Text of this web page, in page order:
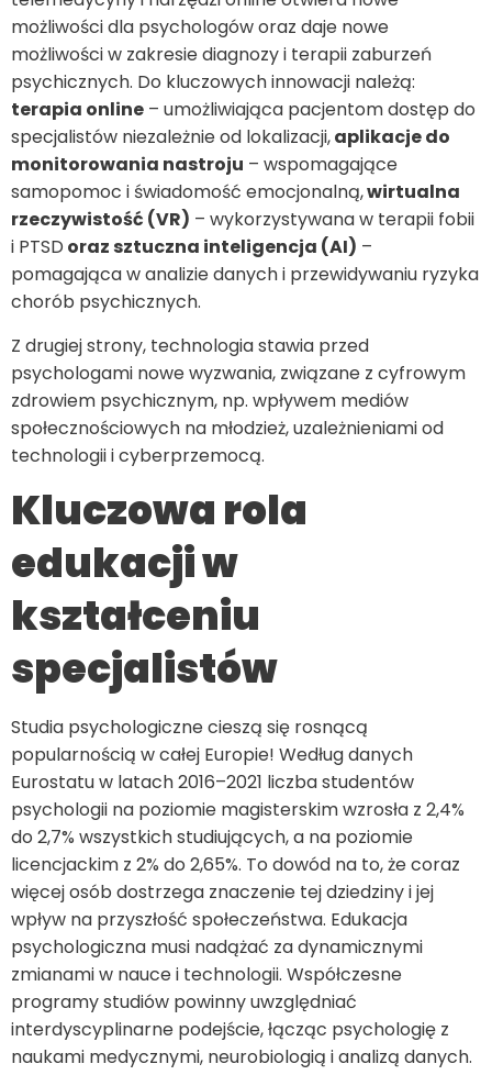
możliwości dla psychologów oraz daje nowe
możliwości w zakresie diagnozy i terapii zaburzeń
psychicznych. Do kluczowych innowacji należą:
terapia online – umożliwiająca pacjentom dostęp do
specjalistów niezależnie od lokalizacji,aplikacje do
monitorowania nastroju – wspomagające
samopomoc i świadomość emocjonalną,wirtualna
rzeczywistość (VR) – wykorzystywana w terapii fobii
i PTSD oraz sztuczna inteligencja (AI) –
pomagająca w analizie danych i przewidywaniu ryzyka
chorób psychicznych.
Z drugiej strony, technologia stawia przed
psychologami nowe wyzwania, związane z cyfrowym
zdrowiem psychicznym, np. wpływem mediów
społecznościowych na młodzież, uzależnieniami od
technologii i cyberprzemocą.
Kluczowa rola
edukacji w
kształceniu
specjalistów
Studia psychologiczne cieszą się rosnącą
popularnością w całej Europie! Według danych
Eurostatu w latach 2016–2021 liczba studentów
psychologii na poziomie magisterskim wzrosła z 2,4%
do 2,7% wszystkich studiujących, a na poziomie
licencjackim z 2% do 2,65%. To dowód na to, że coraz
więcej osób dostrzega znaczenie tej dziedziny i jej
wpływ na przyszłość społeczeństwa. Edukacja
psychologiczna musi nadążać za dynamicznymi
zmianami w nauce i technologii. Współczesne
programy studiów powinny uwzględniać
interdyscyplinarne podejście, łącząc psychologię z
naukami medycznymi, neurobiologią i analizą danych.